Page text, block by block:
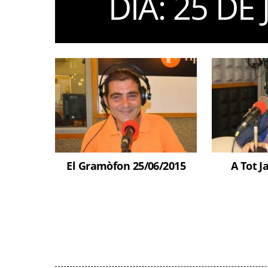
El Gramòfon 25/06/2015 A Tot